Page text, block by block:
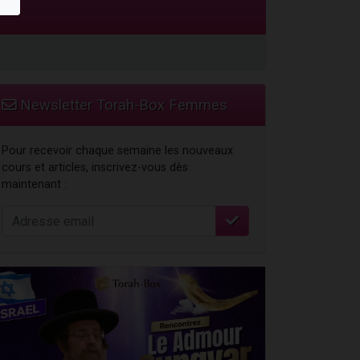
Newsletter Torah-Box Femmes
Pour recevoir chaque semaine les nouveaux
cours et articles, inscrivez-vous dès
maintenant :